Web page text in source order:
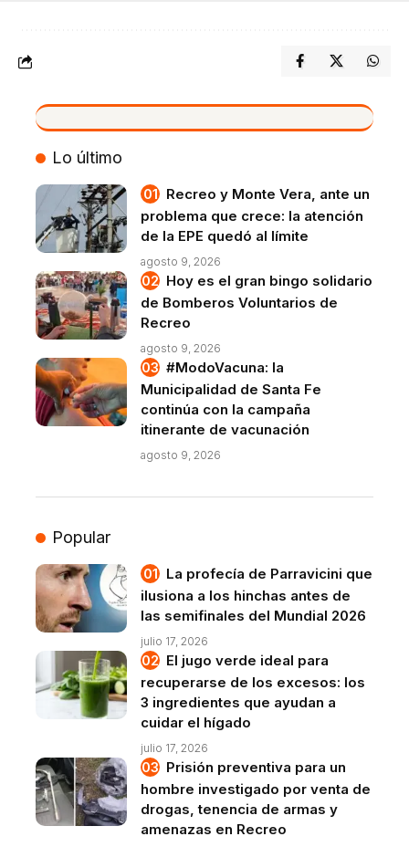
VIVO
Lo último
Recreo y Monte Vera, ante un
problema que crece: la atención
de la EPE quedó al límite
agosto 9, 2026
Hoy es el gran bingo solidario
de Bomberos Voluntarios de
Recreo
agosto 9, 2026
#ModoVacuna: la
Municipalidad de Santa Fe
continúa con la campaña
itinerante de vacunación
agosto 9, 2026
Popular
La profecía de Parravicini que
ilusiona a los hinchas antes de
las semifinales del Mundial 2026
julio 17, 2026
El jugo verde ideal para
recuperarse de los excesos: los
3 ingredientes que ayudan a
cuidar el hígado
julio 17, 2026
Prisión preventiva para un
hombre investigado por venta de
drogas, tenencia de armas y
amenazas en Recreo